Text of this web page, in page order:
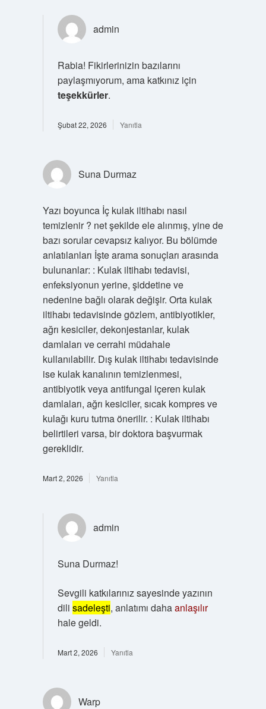
admin
Rabia! Fikirlerinizin bazılarını
paylaşmıyorum, ama katkınız için
teşekkürler.
Şubat 22, 2026 Yanıtla
Suna Durmaz
Yazı boyunca İç kulak iltihabı nasıl
temizlenir ? net şekilde ele alınmış, yine de
bazı sorular cevapsız kalıyor. Bu bölümde
anlatılanları İşte arama sonuçları arasında
bulunanlar: : Kulak iltihabı tedavisi,
enfeksiyonun yerine, şiddetine ve
nedenine bağlı olarak değişir. Orta kulak
iltihabı tedavisinde gözlem, antibiyotikler,
ağrı kesiciler, dekonjestanlar, kulak
damlaları ve cerrahi müdahale
kullanılabilir. Dış kulak iltihabı tedavisinde
ise kulak kanalının temizlenmesi,
antibiyotik veya antifungal içeren kulak
damlaları, ağrı kesiciler, sıcak kompres ve
kulağı kuru tutma önerilir. : Kulak iltihabı
belirtileri varsa, bir doktora başvurmak
gereklidir.
Mart 2, 2026 Yanıtla
admin
Suna Durmaz!
Sevgili katkılarınız sayesinde yazının
dili sadeleşti, anlatımı dahaanlaşılır
hale geldi.
Mart 2, 2026 Yanıtla
Warp